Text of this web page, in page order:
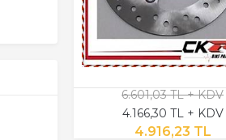
6.601,03 TL + KDV
4.166,30 TL + KDV
4.916,23 TL